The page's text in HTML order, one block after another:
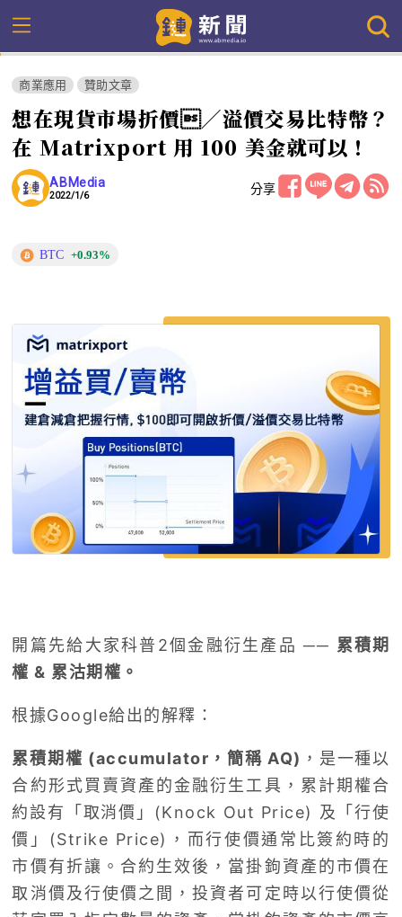
商業應用 贊助文章
想在現貨市場折價／溢價交易比特幣？
在 Matrixport 用 100 美金就可以！
ABMedia
2022/1/6 分享
BTC +0.93%
開篇先給大家科普 2個金融衍生產品 ── 累積期
權 & 累沽期權。
根據Google給出的解釋：
累積期權 (accumulator ，簡稱 AQ) ，是一種以
合約形式買賣資產的金融衍生工具，累計期權合
約設有「取消價」(Knock Out Price)
及「行使
價」(Strike Price) ，而行使價通常比簽約時的
市價有折讓。合約生效後，當掛鉤資產的市價在
取消價及行使價之間，投資者可定時以行使價從